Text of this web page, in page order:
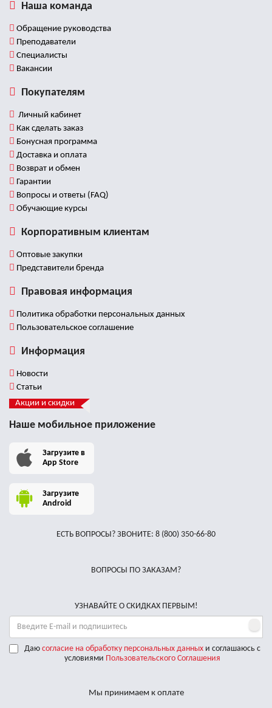
Наша команда
Обращение руководства
Преподаватели
Специалисты
Вакансии
Покупателям
Личный кабинет
Как сделать заказ
Бонусная программа
Доставка и оплата
Возврат и обмен
Гарантии
Вопросы и ответы (FAQ)
Обучающие курсы
Корпоративным клиентам
Оптовые закупки
Представители бренда
Правовая информация
Политика обработки персональных данных
Пользовательское соглашение
Информация
Новости
Статьи
Акции и скидки
Наше мобильное приложение
Загрузите в
App Store
Загрузите
Android
ЕСТЬ ВОПРОСЫ? ЗВОНИТЕ: 8 (800) 350-66-80
ВОПРОСЫ ПО ЗАКАЗАМ?
УЗНАВАЙТЕ О СКИДКАХ ПЕРВЫМ!
Даю согласие на обработку персональных данныхи соглашаюсь с
условиями Пользовательского Соглашения
Мы принимаем к оплате